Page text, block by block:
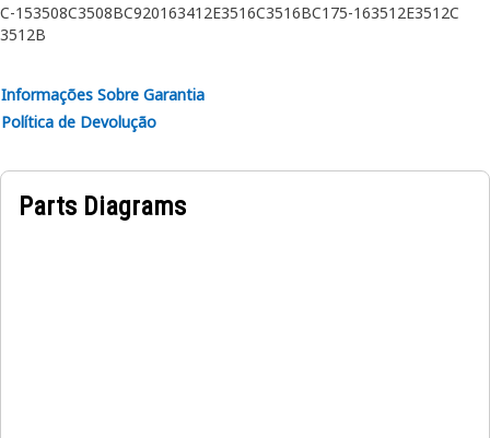
C-153508C3508BC920163412E3516C3516BC175-163512E3512C
3512B
Informações Sobre Garantia
Política de Devolução
Parts Diagrams